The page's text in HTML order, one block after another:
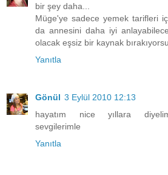
bir şey daha...
Müge'ye sadece yemek tarifleri
da annesini daha iyi
olacak eşsiz bir kaynak
Yanıtla
Gönül 3 Eylül 2010 12:13
hayatım nice yıllara
sevgilerimle
Yanıtla